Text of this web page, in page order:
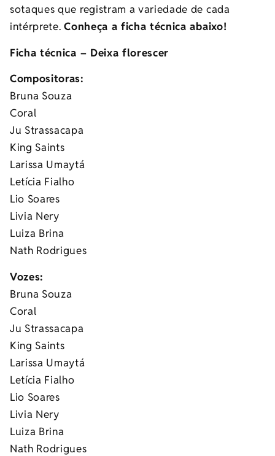
sotaques que registram a variedade de cada
intérprete.Conheça a ficha técnica abaixo!
Ficha técnica – Deixa florescer
Compositoras:
Bruna Souza
Coral
Ju Strassacapa
King Saints
Larissa Umaytá
Letícia Fialho
Lio Soares
Livia Nery
Luiza Brina
Nath Rodrigues
Vozes:
Bruna Souza
Coral
Ju Strassacapa
King Saints
Larissa Umaytá
Letícia Fialho
Lio Soares
Livia Nery
Luiza Brina
Nath Rodrigues